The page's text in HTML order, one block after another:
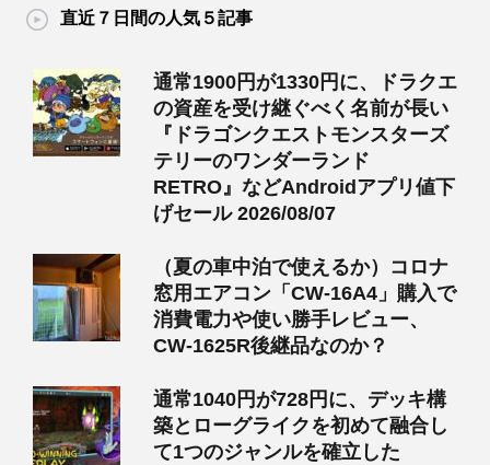
直近７日間の人気５記事
通常1900円が1330円に、ドラクエ
の資産を受け継ぐべく名前が長い
『ドラゴンクエストモンスターズ
テリーのワンダーランド
RETRO』などAndroidアプリ値下
げセール 2026/08/07
（夏の車中泊で使えるか）コロナ
窓用エアコン「CW-16A4」購入で
消費電力や使い勝手レビュー、
CW-1625R後継品なのか？
通常1040円が728円に、デッキ構
築とローグライクを初めて融合し
て1つのジャンルを確立した